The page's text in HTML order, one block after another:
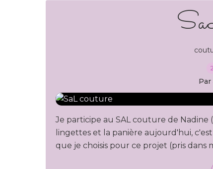
Je participe au SAL couture de Nadine
lingettes et la panière aujourd'hui,
que je choisis pour ce projet (pris dans